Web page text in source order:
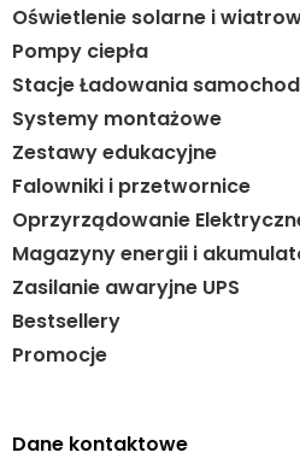
Oświetlenie solarne i
Pompy ciepła
Stacje Ładowania
Systemy montażowe
Zestawy edukacyjne
Falowniki i przetwornice
Oprzyrządowanie
Magazyny energii i
Zasilanie awaryjne UPS
Bestsellery
Promocje
Dane kontaktowe